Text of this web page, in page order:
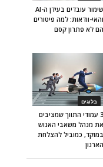
שימור עובדים בעידן ה-AI
והאי-וודאות: למה פיטורים
הם לא פתרון קסם
בלוגים
3 עמודי התווך שמציבים
את מנהל משאבי האנוש
במוקד, כמוביל להצלחת
הארגון